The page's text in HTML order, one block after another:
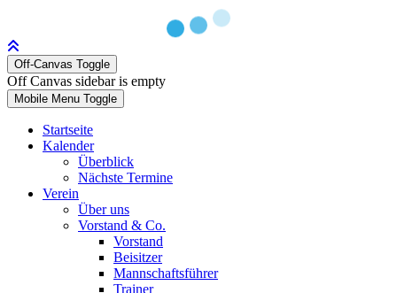
Off-Canvas Toggle
Off Canvas sidebar is empty
Mobile Menu Toggle
Startseite
Kalender
Überblick
Nächste Termine
Verein
Über uns
Vorstand & Co.
Vorstand
Beisitzer
Mannschaftsführer
Trainer